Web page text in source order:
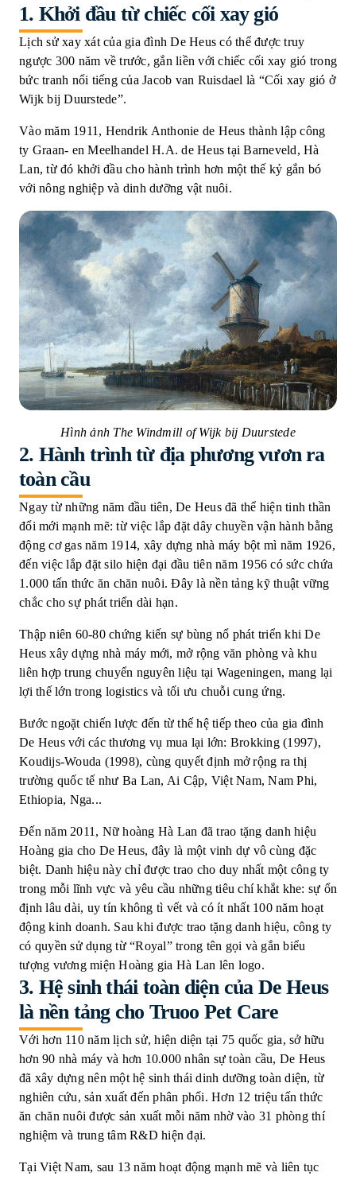
1. Khởi đầu từ chiếc cối xay gió
Lịch sử xay xát của gia đình De Heus có thể được truy
ngược 300 năm về trước, gắn liền với chiếc cối xay gió trong
bức tranh nổi tiếng của Jacob van Ruisdael là “Cối xay gió ở
Wijk bij Duurstede”.
Vào măm 1911, Hendrik Anthonie de Heus thành lập công
ty Graan- en Meelhandel H.A. de Heus tại Barneveld, Hà
Lan, từ đó khởi đầu cho hành trình hơn một thế kỷ gắn bó
với nông nghiệp và dinh dưỡng vật nuôi.
Hình ảnh The Windmill of Wijk bij Duurstede
2. Hành trình từ địa phương vươn ra
toàn cầu
Ngay từ những năm đầu tiên, De Heus đã thể hiện tinh thần
đổi mới mạnh mẽ: từ việc lắp đặt dây chuyền vận hành bằng
động cơ gas năm 1914, xây dựng nhà máy bột mì năm 1926,
đến việc lắp đặt silo hiện đại đầu tiên năm 1956 có sức chứa
1.000 tấn thức ăn chăn nuôi. Đây là nền tảng kỹ thuật vững
chắc cho sự phát triển dài hạn.
Thập niên 60-80 chứng kiến sự bùng nổ phát triển khi De
Heus xây dựng nhà máy mới, mở rộng văn phòng và khu
liên hợp trung chuyển nguyên liệu tại Wageningen, mang lại
lợi thế lớn trong logistics và tối ưu chuỗi cung ứng.
Bước ngoặt chiến lược đến từ thế hệ tiếp theo của gia đình
De Heus với các thương vụ mua lại lớn: Brokking (1997),
Koudijs-Wouda (1998), cùng quyết định mở rộng ra thị
trường quốc tế như Ba Lan, Ai Cập, Việt Nam, Nam Phi,
Ethiopia, Nga...
Đến năm 2011, Nữ hoàng Hà Lan đã trao tặng danh hiệu
Hoàng gia cho De Heus, đây là một vinh dự vô cùng đặc
biệt. Danh hiệu này chỉ được trao cho duy nhất một công ty
trong mỗi lĩnh vực và yêu cầu những tiêu chí khắt khe: sự ổn
định lâu dài, uy tín không tì vết và có ít nhất 100 năm hoạt
động kinh doanh. Sau khi được trao tặng danh hiệu, công ty
có quyền sử dụng từ “Royal” trong tên gọi và gắn biểu
tượng vương miện Hoàng gia Hà Lan lên logo.
3. Hệ sinh thái toàn diện của De Heus
là nền tảng cho Truoo Pet Care
Với hơn 110 năm lịch sử, hiện diện tại 75 quốc gia, sở hữu
hơn 90 nhà máy và hơn 10.000 nhân sự toàn cầu, De Heus
đã xây dựng nên một hệ sinh thái dinh dưỡng toàn diện, từ
nghiên cứu, sản xuất đến phân phối. Hơn 12 triệu tấn thức
ăn chăn nuôi được sản xuất mỗi năm nhờ vào 31 phòng thí
nghiệm và trung tâm R&D hiện đại.
Tại Việt Nam, sau 13 năm hoạt động mạnh mẽ và liên tục